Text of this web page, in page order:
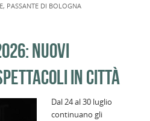
, PASSANTE DI BOLOGNA
NUOVI
IN CITTÀ
Dal 24 al 30 luglio
continuano gli